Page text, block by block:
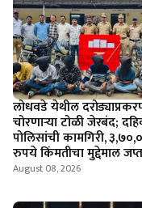
लोधवडे येथील
चोरणाऱ्या टोळी जेरबंद;
पोलिसांची कामगिरी,
रुपये किंमतीचा मुद्देमाल जप्त
August 08, 2026